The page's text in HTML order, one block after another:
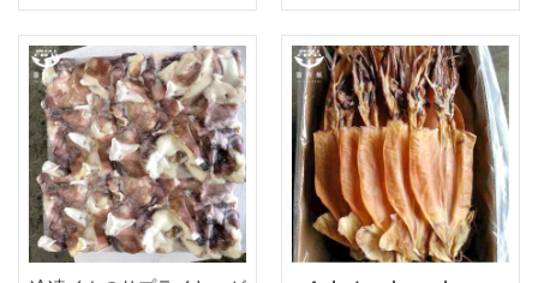
セス: カット 釉薬: BQF
40% (カスタマイズ可能) 包
装: 1kg / バッグ、10kg /
織バッグ (カスタマイズ可
能) 販売モデル: 卸売/輸出
最小。注文: 20 フィート
コンテナ / 40 フィート コ
ンテナ 支払い: TT / 確認済
み取消不能 LC 一覧で 発
送: 入金確認後 20 日以内
原産地: 中国 ブランド:フー
ワンハング
続きを読む
ィクス・ギガス 素材：ダ
イオウイカ サイズ：
500g+ プロセス: スキンオ
ン 包装: 20kg / 不織布バッ
グ
続きを読む